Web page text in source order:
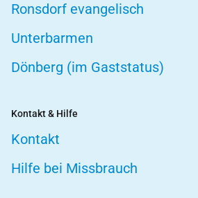
Ronsdorf evangelisch
Unterbarmen
Dönberg (im Gaststatus)
Kontakt & Hilfe
Kontakt
Hilfe bei Missbrauch